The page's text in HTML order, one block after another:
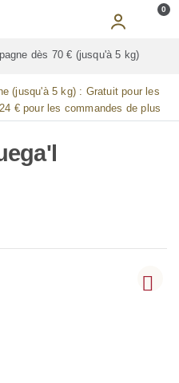
0
dès 70 € (jusqu'à 5 kg)
(jusqu'à 5 kg) : Gratuit pour les
€ pour les commandes de plus
de plus de 60 € / 21,72 € pour
plus de 30 €